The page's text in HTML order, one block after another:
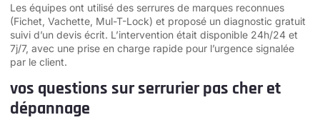
Les équipes ont utilisé des serrures de marques reconnues
(Fichet, Vachette, Mul-T-Lock) et proposé un diagnostic gratuit
suivi d’un devis écrit. L’intervention était disponible 24h/24 et
7j/7, avec une prise en charge rapide pour l’urgence signalée
par le client.
vos questions sur serrurier pas cher et
dépannage